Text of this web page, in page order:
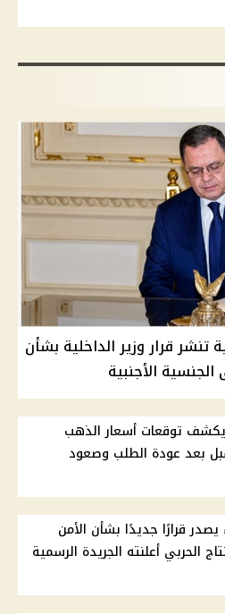
تنشر قرار وزير الداخلية بشأن
توقعات أسعار الذهب
بعد عودة الطلب وصعود
يصدر قرارًا جديدًا بشأن الأمن
الحربي أعلنته الجريدة الرسمية